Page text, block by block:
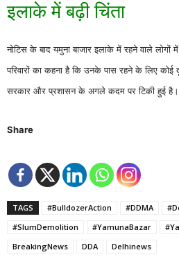
इलाके में बढ़ी चिंता
नोटिस के बाद यमुना बाजार इलाके में रहने वाले
परिवारों का कहना है कि उनके पास रहने के लिए
सरकार और प्रशासन के अगले कदम पर टिकी हुई है।
Share
TAGS #BulldozerAction #DDMA
#SlumDemolition
#YamunaBazar
BreakingNews
DDA Delhinews